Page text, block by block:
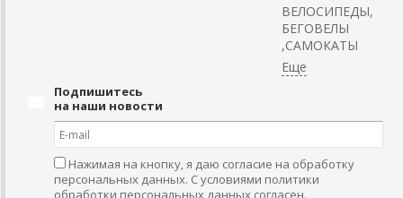
ВЕЛОСИПЕДЫ,
БЕГОВЕЛЫ
,САМОКАТЫ
Подпишитесь
на наши новости
Нажимая на кнопку, я даю согласие на обработку
персональных данных. С условиями политики
обработки персональных данных согласен.